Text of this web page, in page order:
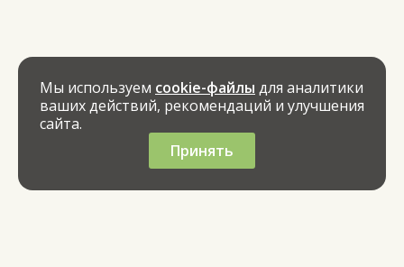
Мы используем cookie-файлы для аналитики
ваших действий, рекомендаций и улучшения
сайта.
Принять